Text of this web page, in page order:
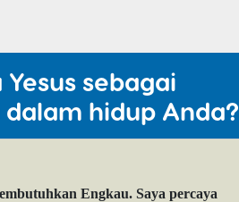
sebagai
hidup Anda?
Engkau. Saya percaya